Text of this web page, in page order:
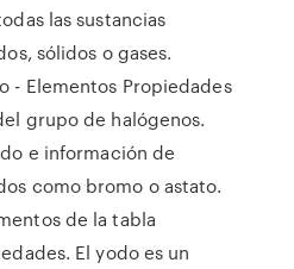
las sustancias
sólidos o gases.
- Elementos Propiedades
grupo de halógenos.
e información de
como bromo o astato.
de la tabla
El yodo es un